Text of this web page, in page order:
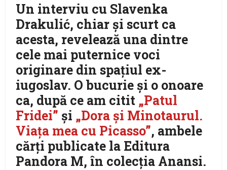
Un interviu cu Slavenka
Drakulić, chiar şi scurt ca
acesta, revelează una dintre
cele mai puternice voci
originare din spaţiul ex-
iugoslav. O bucurie şi o onoare
ca, după ce am citit „Patul
Fridei” şi „Dora şi Minotaurul.
Viaţa mea cu Picasso”, ambele
cărţi publicate la Editura
Pandora M, în colecţia Anansi.